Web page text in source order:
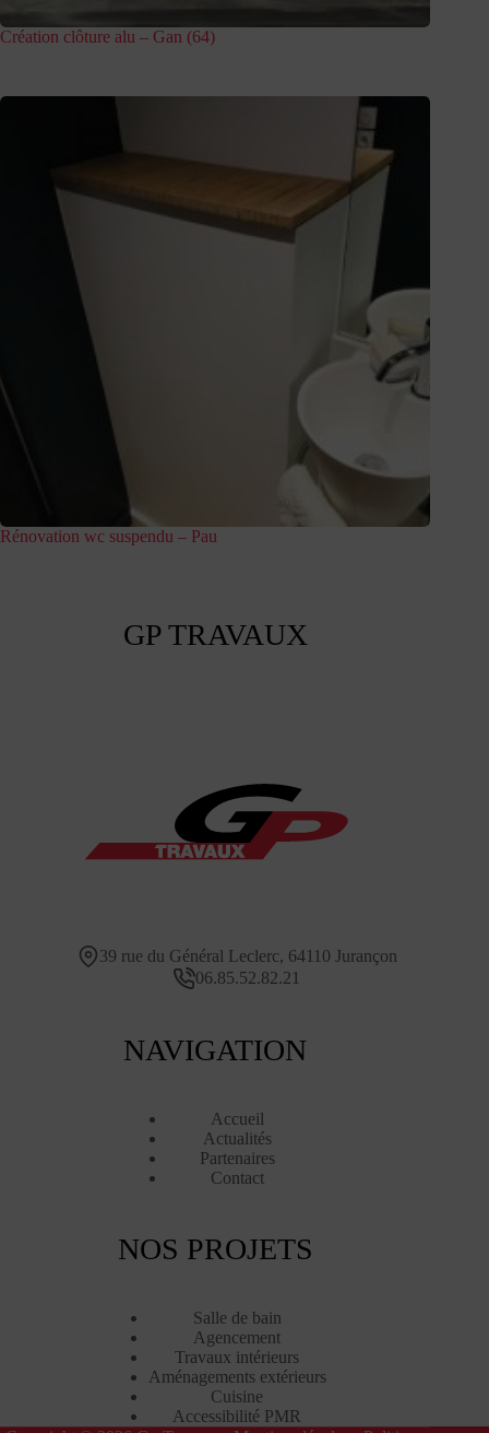
Création clôture alu – Gan (64)
Rénovation wc suspendu – Pau
GP TRAVAUX
39 rue du Général Leclerc, 64110 Jurançon
06.85.52.82.21
NAVIGATION
Accueil
Actualités
Partenaires
Contact
NOS PROJETS
Salle de bain
Agencement
Travaux intérieurs
Aménagements extérieurs
Cuisine
Accessibilité PMR